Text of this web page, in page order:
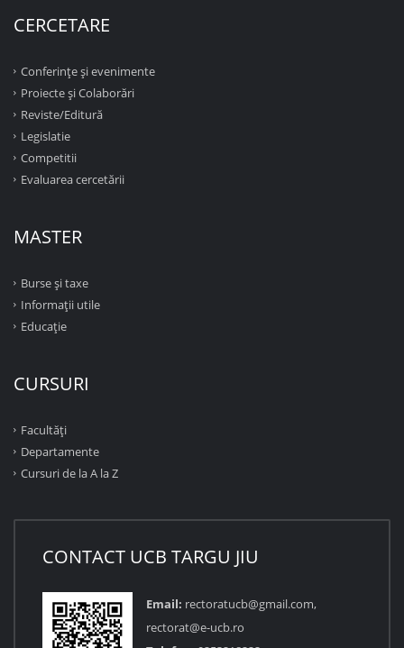
CERCETARE
Conferinţe şi evenimente
Proiecte şi Colaborări
Reviste/Editură
Legislatie
Competitii
Evaluarea cercetării
MASTER
Burse și taxe
Informații utile
Educație
CURSURI
Facultăţi
Departamente
Cursuri de la A la Z
CONTACT UCB TARGU JIU
Email: rectoratucb@gmail.com,
rectorat@e-ucb.ro